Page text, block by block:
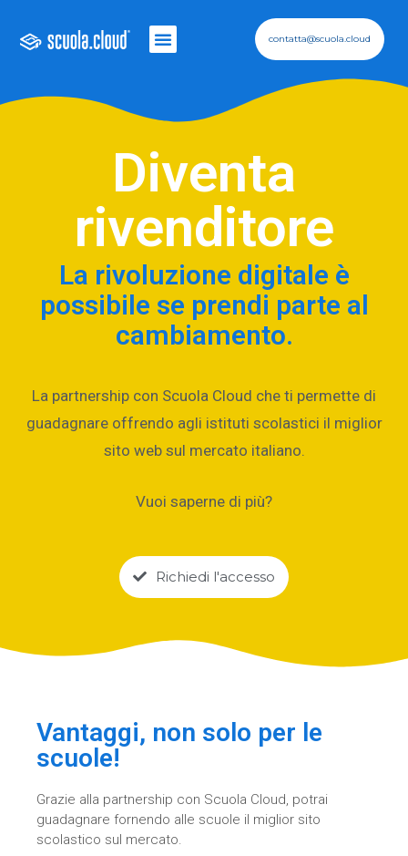
contatta@scuola.cloud
Diventa
rivenditore
La rivoluzione digitale è
possibile se prendi parte al
cambiamento.
La partnership con Scuola Cloud che ti permette di
guadagnare offrendo agli istituti scolastici il miglior
sito web sul mercato italiano.
Vuoi saperne di più?
Richiedi l'accesso
Vantaggi, non solo per le
scuole!
Grazie alla partnership con Scuola Cloud, potrai
guadagnare fornendo alle scuole il miglior sito
scolastico sul mercato.